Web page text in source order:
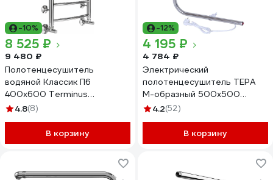
-10%
8 525 ₽
9 480 ₽
Полотенцесушитель
водяной Классик П6
400x600 Terminus
4670078530202
4.8(8)
В корзину
-12%
4 195 ₽
4 784 ₽
Электрический
полотенцесушитель ТЕРА
М-образный 500х500
ПСН-02-02
4.2(52)
В корзину